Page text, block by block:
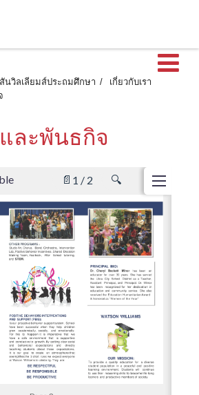
เ
นวิลเลียมส์ประถมศึกษา
เกี่ยวกับเรา
ละพันธกิจ